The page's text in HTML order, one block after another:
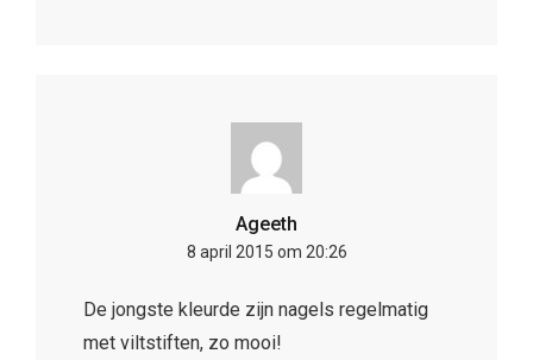
Ageeth
8 april 2015 om 20:26
De jongste kleurde zijn nagels regelmatig
met viltstiften, zo mooi!